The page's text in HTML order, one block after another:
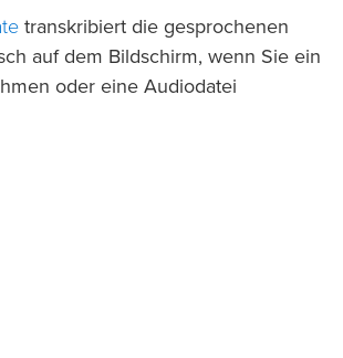
transkribiert die gesprochenen
auf dem Bildschirm, wenn Sie ein
oder eine Audiodatei